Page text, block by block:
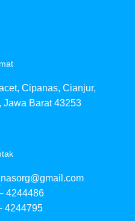
Cipanas, Cianjur,
Jawa Barat 43253
4244486
4244795